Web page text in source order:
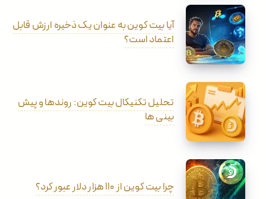
آیا بیت کوین به عنوان یک ذخیره ارزش قابل
اعتماد است؟
تحلیل تکنیکال بیت کوین: روندها و پیش
بینی ها
چرا بیت کوین از ۱۱۰ هزار دلار عبور کرد؟